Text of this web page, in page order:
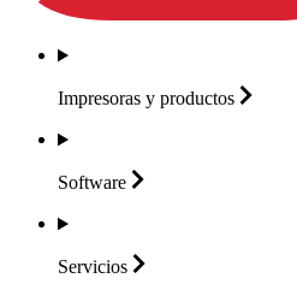
Impresoras y productos
Software
Servicios